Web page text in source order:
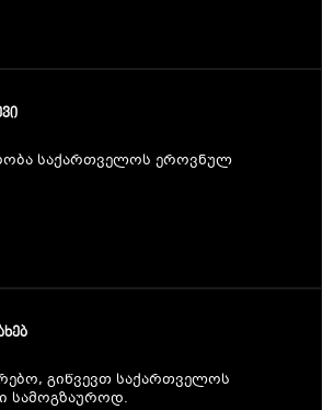
საქართველოს ეროვნულ
გიწვევთ საქართველოს
სამოგზაუროდ.